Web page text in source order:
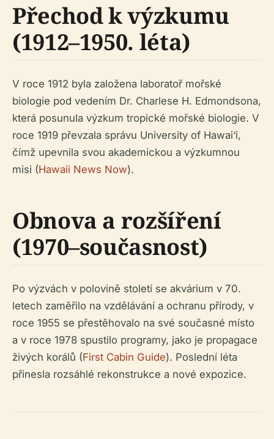
Přechod k výzkumu
(1912–1950. léta)
V roce 1912 byla založena laboratoř mořské
biologie pod vedením Dr. Charlese H. Edmondsona,
která posunula výzkum tropické mořské biologie. V
roce 1919 převzala správu University of Hawai‘i,
čímž upevnila svou akademickou a výzkumnou
misi (Hawaii News Now).
Obnova a rozšíření
(1970–současnost)
Po výzvách v polovině století se akvárium v 70.
letech zaměřilo na vzdělávání a ochranu přírody, v
roce 1955 se přestěhovalo na své současné místo
a v roce 1978 spustilo programy, jako je propagace
živých korálů (First Cabin Guide). Poslední léta
přinesla rozsáhlé rekonstrukce a nové expozice.